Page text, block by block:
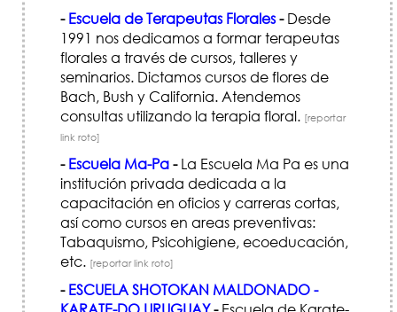
- Escuela de Terapeutas Florales-Desde
1991 nos dedicamos a formar terapeutas
florales a través de cursos, talleres y
seminarios. Dictamos cursos de flores de
Bach, Bush y California. Atendemos
consultas utilizando la terapia floral. [reportar
link roto]
- Escuela Ma-Pa-La Escuela Ma Pa es una
institución privada dedicada a la
capacitación en oficios y carreras cortas,
así como cursos en areas preventivas:
Tabaquismo, Psicohigiene, ecoeducación,
etc. [reportar link roto]
- ESCUELA SHOTOKAN MALDONADO -